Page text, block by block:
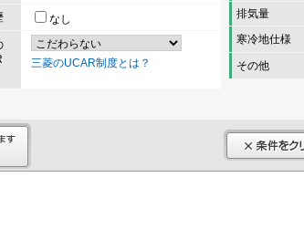
なし
三菱のUCAR制度とは？
排気量
寒冷地仕様
その他